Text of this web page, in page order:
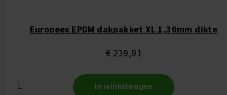
Europees EPDM dakpakket XL 1,30mm dikte
€ 219,91
In winkelwagen